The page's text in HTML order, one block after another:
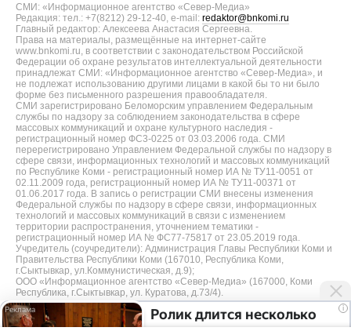
СМИ: «Информационное агентство «Север-Медиа»
Редакция: тел.: +7(8212) 29-12-40, e-mail: redaktor@bnkomi.ru
Главный редактор: Алексеева Анастасия Сергеевна.
Права на материалы, размещённые на интернет-сайте
www.bnkomi.ru, в соответствии с законодательством Российской
Федерации об охране результатов интеллектуальной деятельности
принадлежат СМИ: «Информационное агентство «Север-Медиа», и
не подлежат использованию другими лицами в какой бы то ни было
форме без письменного разрешения правообладателя.
СМИ зарегистрировано Беломорским управлением Федеральным
службы по надзору за соблюдением законодательства в сфере
массовых коммуникаций и охране культурного наследия -
регистрационный номер ФС3-0225 от 03.03.2006 года. СМИ
перерегистрировано Управлением Федеральной службы по надзору в
сфере связи, информационных технологий и массовых коммуникаций
по Республике Коми - регистрационный номер ИА № ТУ11-0051 от
02.11.2009 года, регистрационный номер ИА № ТУ11-00371 от
01.06.2017 года. В запись о регистрации СМИ внесены изменения
Федеральной службы по надзору в сфере связи, информационных
технологий и массовых коммуникаций в связи с изменением
территории распространения, уточнением тематики -
регистрационный номер ИА № ФС77-75817 от 23.05.2019 года.
Учредитель (соучредители): Администрация Главы Республики Коми и
Правительства Республики Коми (167010, Республика Коми,
г.Сыктывкар, ул.Коммунистическая, д.9);
ООО «Информационное агентство «Север-Медиа» (167000, Коми
Республика, г.Сыктывкар, ул. Куратова, д.73/4).
Разработка сайта — web-студия «Цифровой Век»
i
Ролик длится несколько